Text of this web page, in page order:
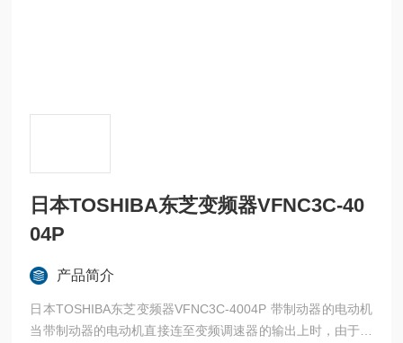
日本TOSHIBA东芝变频器VFNC3C-40
04P
产品简介
日本TOSHIBA东芝变频器VFNC3C-4004P 带制动器的电动机
当带制动器的电动机直接连至变频调速器的输出上时，由于电